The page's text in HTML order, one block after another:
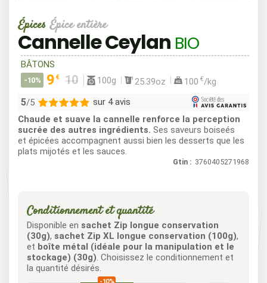
Épices Épice entière
Cannelle Ceylan BIO
BÂTONS
-10% 9 € 100g 25.39oz 100 €/kg
5/5 sur 4 avis
4
0
Chaude et suave la cannelle renforce la perception
sucrée des autres ingrédients. Ses saveurs boiseés
et épicées accompagnent aussi bien les desserts que les
plats mijotés et les sauces.
Gtin : 3760405271968
Conditionnement et quantité
Disponible en sachet Zip longue conservation
(30g), sachet Zip XL longue conservation (100g),
et boîte métal (idéale pour la manipulation et le
stockage) (30g). Choisissez le conditionnement et
la quantité désirés.